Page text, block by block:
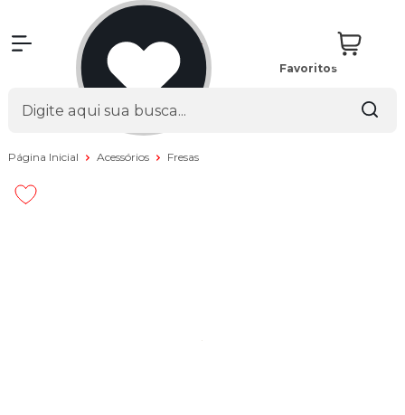
Favoritos
Página Inicial Acessórios Fresas